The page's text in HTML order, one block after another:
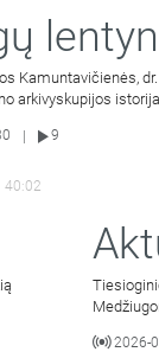
Kamuntavičienės,
arkivyskupijos
9
40:02
2026-